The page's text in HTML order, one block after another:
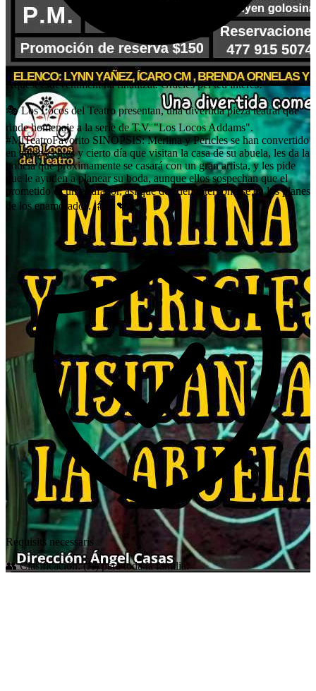
Aquest esdeveniment ha finalitzat. Gràcies pel teu interès!
🎭 Los Locos del Teatro presentan, una divertida pieza teatral que
rinde homenaje a la serie de T.V. "Los Locos Addams".
#MiTeatroFavorito SINOPSIS: Merlina y Pericles se han convertido
en adolescentes y cierto día que visitan la casa de su abuela, les da la
noticia que próximamente se casará con un gran artista, y les pide
que le ayuden a planear su boda, aunque ellos sospechan que el
prometido es un estafador, así que deciden interponerse en los planes
de los enamorados. 👵🏻💔⚡
Requisits necessaris
👥 Clasificación: (A) para toda la familia.